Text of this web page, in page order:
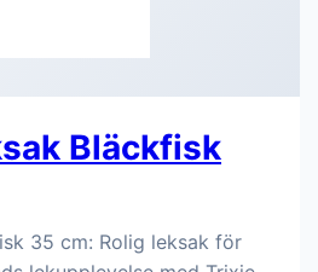
Bläckfisk
35 cm: Rolig leksak för